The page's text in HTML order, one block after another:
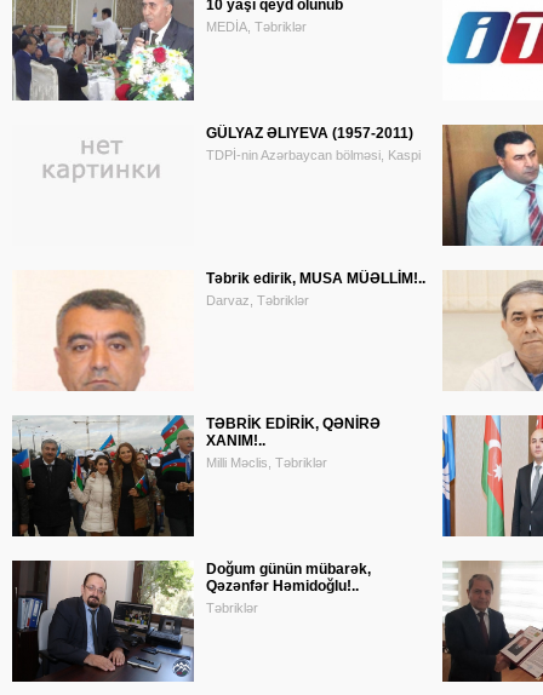
10 yaşı qeyd olunub
MEDİA, Təbriklər
GÜLYAZ ƏLIYEVA (1957-2011)
TDPİ-nin Azərbaycan bölməsi, Kaspi
Təbrik edirik, MUSA MÜƏLLİM!..
Darvaz, Təbriklər
TƏBRİK EDİRİK, QƏNİRƏ
XANIM!..
Milli Məclis, Təbriklər
Doğum günün mübarək,
Qəzənfər Həmidoğlu!..
Təbriklər